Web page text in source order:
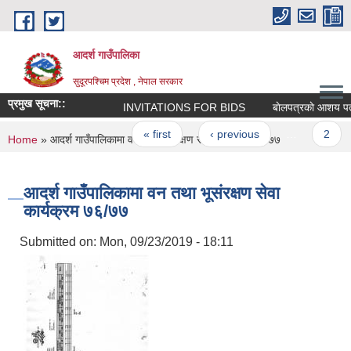
Skip to main content
आदर्श गाउँपालिका
सुदूरपश्चिम प्रदेश , नेपाल सरकार
प्रमुख सूचना:: INVITATIONS FOR BIDS बाेलपत्रकाे आशय पत्र
Pages
« first ‹ previous …
You are here
Home » आदर्श गाउँपालिकामा वन तथा भूसंरक्षण सेवा कार्यक्रम ७६/७७
आदर्श गाउँपालिकामा वन तथा भूसंरक्षण सेवा
कार्यक्रम ७६/७७
Submitted on: Mon, 09/23/2019 - 18:11